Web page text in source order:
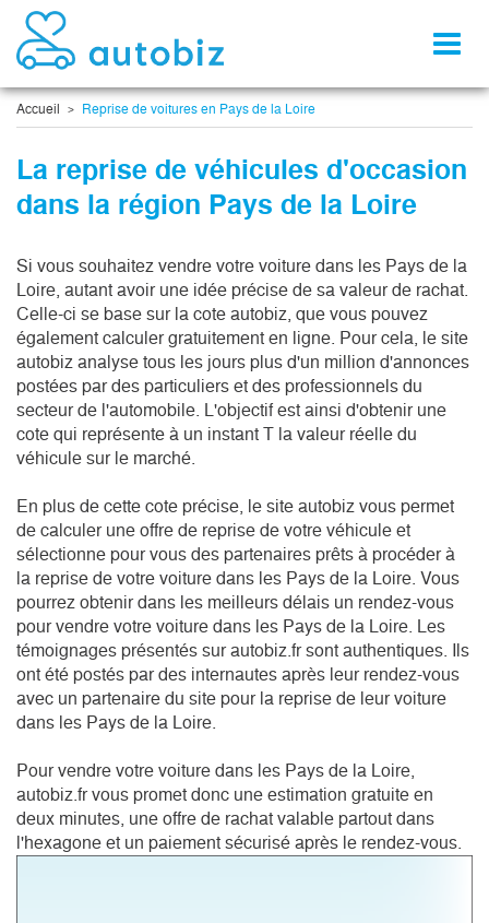
Accueil Reprise de voitures en Pays de la Loire
La reprise de véhicules d'occasion
dans la région Pays de la Loire
Si vous souhaitez vendre votre voiture dans les Pays de la
Loire, autant avoir une idée précise de sa valeur de rachat.
Celle-ci se base sur la cote autobiz, que vous pouvez
également calculer gratuitement en ligne. Pour cela, le site
autobiz analyse tous les jours plus d'un million d'annonces
postées par des particuliers et des professionnels du
secteur de l'automobile. L'objectif est ainsi d'obtenir une
cote qui représente à un instant T la valeur réelle du
véhicule sur le marché.
En plus de cette cote précise, le site autobiz vous permet
de calculer une offre de reprise de votre véhicule et
sélectionne pour vous des partenaires prêts à procéder à
la reprise de votre voiture dans les Pays de la Loire. Vous
pourrez obtenir dans les meilleurs délais un rendez-vous
pour vendre votre voiture dans les Pays de la Loire. Les
témoignages présentés sur autobiz.fr sont authentiques. Ils
ont été postés par des internautes après leur rendez-vous
avec un partenaire du site pour la reprise de leur voiture
dans les Pays de la Loire.
Pour vendre votre voiture dans les Pays de la Loire,
autobiz.fr vous promet donc une estimation gratuite en
deux minutes, une offre de rachat valable partout dans
l'hexagone et un paiement sécurisé après le rendez-vous.